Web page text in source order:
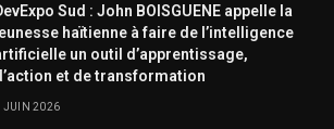
Sud : John BOISGUENE appelle la
haïtienne à faire de l’intelligence
un outil d’apprentissage,
et de transformation
JUIN 2026